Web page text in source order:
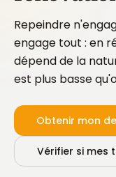
Repeindre
engage tout : en
dépend de la
est plus basse
Obtenir mon
Vérifier si mes